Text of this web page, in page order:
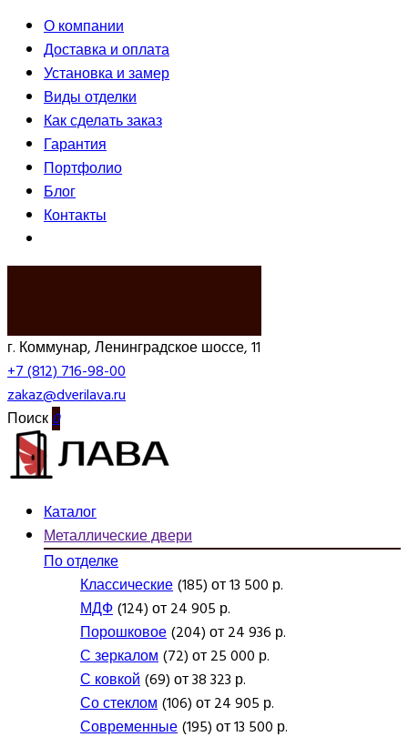
О компании
Доставка и оплата
Установка и замер
Виды отделки
Как сделать заказ
Гарантия
Портфолио
Блог
Контакты
г. Коммунар, Ленинградское шоссе, 11
+7 (812) 716-98-00
zakaz@dverilava.ru
Поиск0
Каталог
Металлические двери
По отделке
Классические(185) от 13 500 р.
МДФ(124) от 24 905 р.
Порошковое(204) от 24 936 р.
С зеркалом(72) от 25 000 р.
С ковкой(69) от 38 323 р.
Со стеклом(106) от 24 905 р.
Современные(195) от 13 500 р.